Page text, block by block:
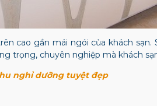
cao gần mái ngói của khách sạn.
trọng, chuyên nghiệp mà khách
nghỉ dưỡng tuyệt đẹp